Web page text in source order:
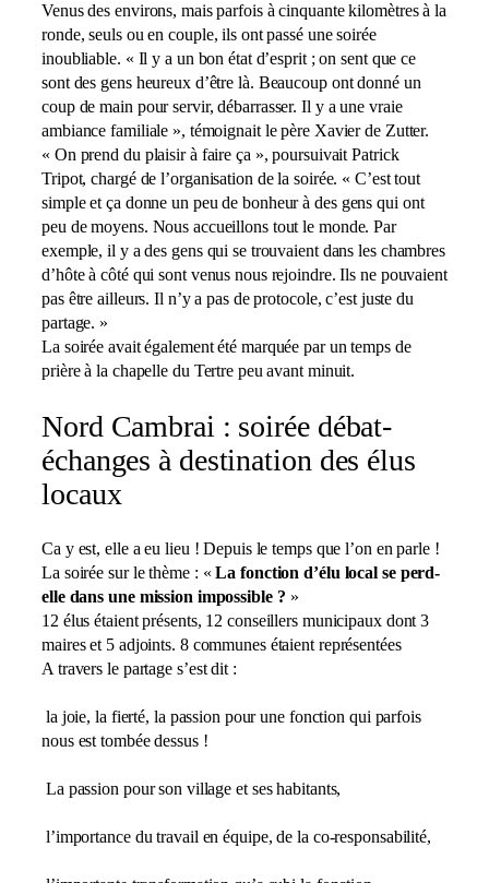
Venus des environs, mais parfois à cinquante kilomètres à la
ronde, seuls ou en couple, ils ont passé une soirée
inoubliable. « Il y a un bon état d’esprit ; on sent que ce
sont des gens heureux d’être là. Beaucoup ont donné un
coup de main pour servir, débarrasser. Il y a une vraie
ambiance familiale », témoignait le père Xavier de Zutter.
« On prend du plaisir à faire ça », poursuivait Patrick
Tripot, chargé de l’organisation de la soirée. « C’est tout
simple et ça donne un peu de bonheur à des gens qui ont
peu de moyens. Nous accueillons tout le monde. Par
exemple, il y a des gens qui se trouvaient dans les chambres
d’hôte à côté qui sont venus nous rejoindre. Ils ne pouvaient
pas être ailleurs. Il n’y a pas de protocole, c’est juste du
partage. »
La soirée avait également été marquée par un temps de
prière à la chapelle du Tertre peu avant minuit.
Nord Cambrai : soirée débat-
échanges à destination des élus
locaux
Ca y est, elle a eu lieu ! Depuis le temps que l’on en parle !
La soirée sur le thème : «La fonction d’élu local se perd-
elle dans une mission impossible ? »
12 élus étaient présents, 12 conseillers municipaux dont 3
maires et 5 adjoints. 8 communes étaient représentées
A travers le partage s’est dit :
la joie, la fierté, la passion pour une fonction qui parfois
nous est tombée dessus !
La passion pour son village et ses habitants,
l’importance du travail en équipe, de la co-responsabilité,